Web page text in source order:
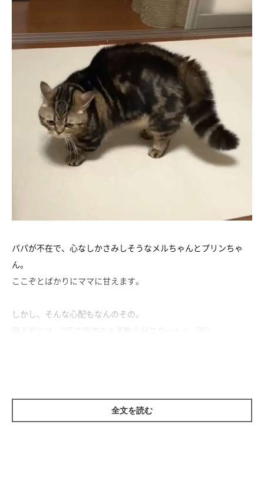
パパが不在で、心なしかさみしそうなメルちゃんとプリンちゃ
ん。
ここぞとばかりにママに甘えます。
しかし、そんな心配もなんのその。
全文を読む